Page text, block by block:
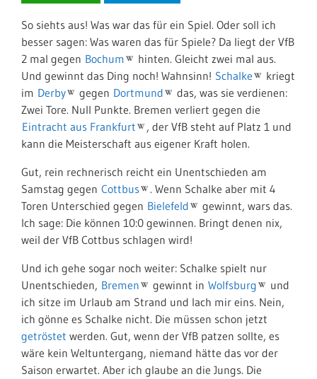
So siehts aus! Was war das für ein Spiel. Oder soll ich
besser sagen: Was waren das für Spiele? Da liegt der VfB
2 mal gegen Bochum
hinten. Gleicht zwei mal aus.
Und gewinnt das Ding noch! Wahnsinn! Schalke
kriegt
im Derby gegen Dortmund
das, was sie verdienen:
Zwei Tore. Null Punkte. Bremen verliert gegen die
Eintracht aus Frankfurt
, der VfB steht auf Platz 1 und
kann die Meisterschaft aus eigener Kraft holen.
Gut, rein rechnerisch reicht ein Unentschieden am
Samstag gegen Cottbus
. Wenn Schalke aber mit 4
Toren Unterschied gegen Bielefeld
gewinnt, wars das.
Ich sage: Die können 10:0 gewinnen. Bringt denen nix,
weil der VfB Cottbus schlagen wird!
Und ich gehe sogar noch weiter: Schalke spielt nur
Unentschieden, Bremen gewinnt in Wolfsburg
und
ich sitze im Urlaub am Strand und lach mir eins. Nein,
ich gönne es Schalke nicht. Die müssen schon jetzt
getröstet werden. Gut, wenn der VfB patzen sollte, es
wäre kein Weltuntergang, niemand hätte das vor der
Saison erwartet. Aber ich glaube an die Jungs. Die